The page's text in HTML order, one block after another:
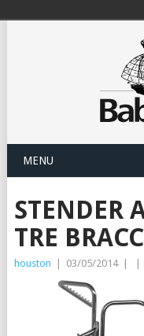
MENU
STENDER
TRE
houston 03/05/2014